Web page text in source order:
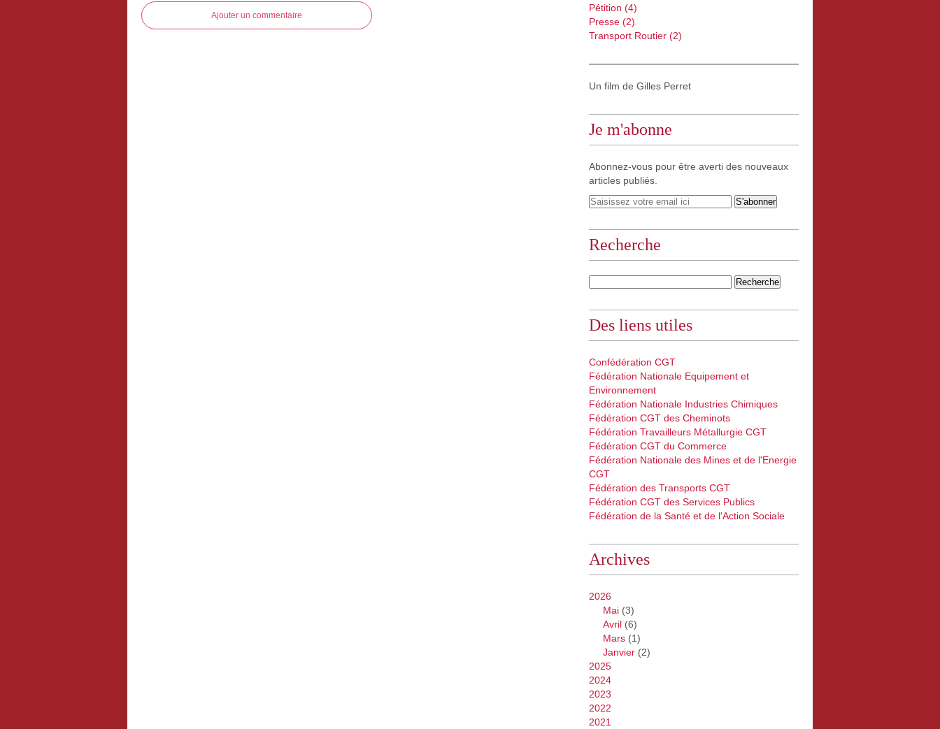
Ajouter un commentaire
Pétition (4)
Presse (2)
Transport Routier (2)
Un film de Gilles Perret
Je m'abonne
Abonnez-vous pour être averti des nouveaux
articles publiés.
Recherche
Des liens utiles
Confédération CGT
Fédération Nationale Equipement et
Environnement
Fédération Nationale Industries Chimiques
Fédération CGT des Cheminots
Fédération Travailleurs Métallurgie CGT
Fédération CGT du Commerce
Fédération Nationale des Mines et de l'Energie
CGT
Fédération des Transports CGT
Fédération CGT des Services Publics
Fédération de la Santé et de l'Action Sociale
Archives
2026
Mai (3)
Avril (6)
Mars (1)
Janvier (2)
2025
2024
2023
2022
2021